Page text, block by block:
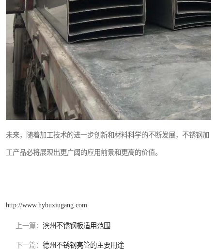
未来，随着加工技术的进一步创新和材料科学的不断发展，不锈钢加
工产品必将展现出更广阔的应用前景和更高的价值。
http://www.hybuxiugang.com
上一篇： 滨州不锈钢板适用范围
下一篇： 德州不锈钢亮管的主要用途